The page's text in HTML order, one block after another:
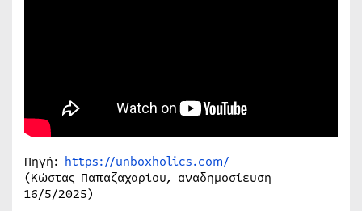
Πηγή: https://unboxholics.com/
(Κώστας Παπαζαχαρίου, αναδημοσίευση
16/5/2025)